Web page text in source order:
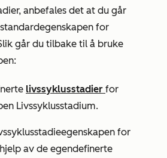
anbefales det at du går
for
går du tilbake til å bruke
livssyklusstadier for
Livssyklusstadium.
for
av de egendefinerte